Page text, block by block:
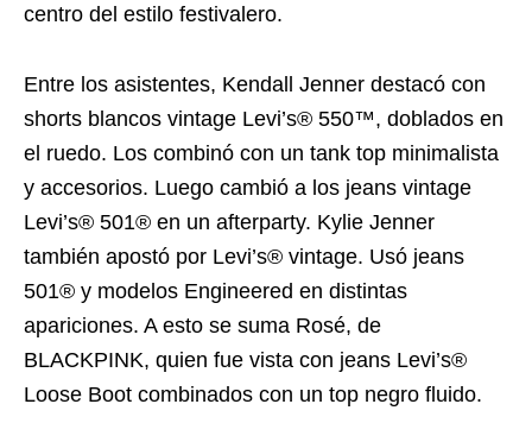
centro del estilo festivalero.
Entre los asistentes, Kendall Jenner destacó con
shorts blancos vintage Levi’s® 550™, doblados en
el ruedo. Los combinó con un tank top minimalista
y accesorios. Luego cambió a los jeans vintage
Levi’s® 501® en un afterparty. Kylie Jenner
también apostó por Levi’s® vintage. Usó jeans
501® y modelos Engineered en distintas
apariciones. A esto se suma Rosé, de
BLACKPINK, quien fue vista con jeans Levi’s®
Loose Boot combinados con un top negro fluido.